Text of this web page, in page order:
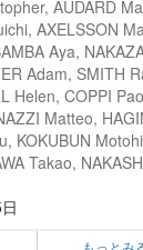
AUDARD
AXELSSON
Aya,
Adam, SMITH
Helen, COPPI
Matteo,
KOKUBUN
Takao,
もっとみ